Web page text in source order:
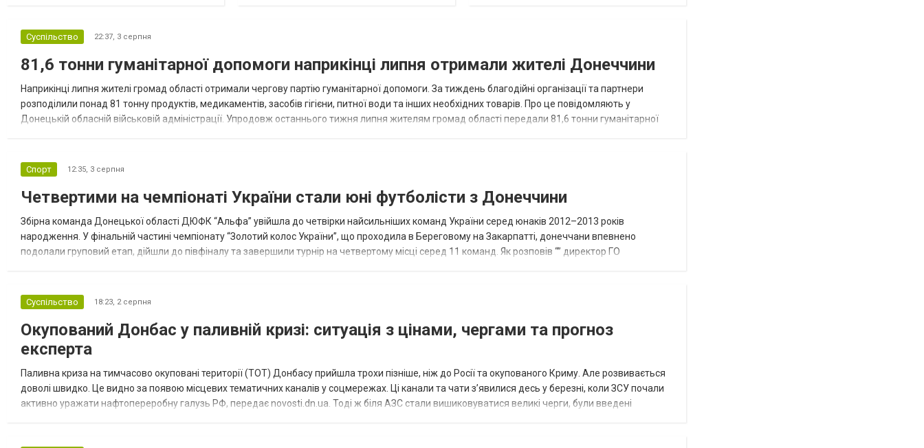
Суспільство 22:37, 3 серпня
81,6 тонни гуманітарної допомоги наприкінці липня отримали жителі Донеччини
Наприкінці липня жителі громад області отримали чергову партію гуманітарної допомоги. За тиждень благодійні організації та партнери
розподілили понад 81 тонну продуктів, медикаментів, засобів гігієни, питної води та інших необхідних товарів. Про це повідомляють у
Донецькій обласній військовій адміністрації. Упродовж останнього тижня липня жителям громад області передали 81,6 тонни гуманітарної
Спорт 12:35, 3 серпня
Четвертими на чемпіонаті України стали юні футболісти з Донеччини
Збірна команда Донецької області ДЮФК “Альфа” увійшла до четвірки найсильніших команд України серед юнаків 2012–2013 років
народження. У фінальній частині чемпіонату “Золотий колос України”, що проходила в Береговому на Закарпатті, донеччани впевнено
подолали груповий етап, дійшли до півфіналу та завершили турнір на четвертому місці серед 11 команд. Як розповів “” директор ГО
Суспільство 18:23, 2 серпня
Окупований Донбас у паливній кризі: ситуація з цінами, чергами та прогноз
експерта
Паливна криза на тимчасово окуповані території (ТОТ) Донбасу прийшла трохи пізніше, ніж до Росії та окупованого Криму. Але розвивається
доволі швидко. Це видно за появою місцевих тематичних каналів у соцмережах. Ці канали та чати з’явилися десь у березні, коли ЗСУ почали
активно уражати нафтопереробну галузь РФ, передає novosti.dn.ua. Тоді ж біля АЗС стали вишиковуватися великі черги, були введені